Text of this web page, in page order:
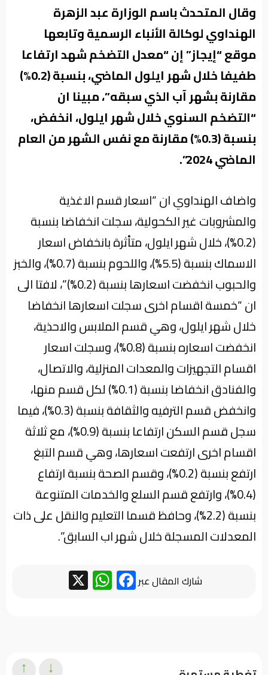
وقال المتحدث باسم الوزارة عبد الزهرة
الهنداوي لوكالة الأنباء الرسمية وتابعها
موقع “إيجاز” إن “معدل التضخم شهد ارتفاعا
طفيفا خلال شهر ايلول الماضي، بنسبة (0.2%)
مقارنة بشهر آب الذي سبقه”، مبينا ان
“التضخم السنوي خلال شهر ايلول، انخفض،
بنسبة (0.3%) مقارنة مع نفس الشهر من العام
الماضي 2024”.
واضاف الهنداوي ان “اسعار قسم الاغذية
والمشروبات غير الكحولية، سجلت انخفاضا بنسبة
(0.2%)، خلال شهر ايلول، متأثرة بانخفاض اسعار
الاسماك بنسبة (5.5%)، واللحوم بنسبة (0.7%)، والخبز
والحبوب انخفضت اسعارها بنسبة (0.2%)”، لافتا الى
ان “خمسة اقسام اخرى سجلت اسعارها انخفاضا
خلال شهر ايلول، وهي قسم الملابس والاحذية،
انخفضت اسعاره بنسبة (0.8%)، وسجلت اسعار
اقسام التجهيزات والمعدات المنزلية، والاتصال،
والفنادق انخفاضا بنسبة (0.1%) لكل قسم منها،
وانخفض قسم الترفيه والثقافة بنسبة (0.3%)، فيما
سجل قسم السكن ارتفاعا بنسبة (0.9%)، مع ثلاثة
اقسام اخرى ارتفعت اسعارها، وهي قسم التبغ
ارتفع بنسبة (0.2%)، وقسم الصحة بنسبة ارتفاع
(0.4%)، وارتفع قسم السلع والخدمات المتنوعة
بنسبة (2.2%)، وحافظ قسما التعليم والنقل على ذات
المعدلات المسجلة خلال شهر اب السابق”.
شارك المقال عبر Facebook
WhatsApp
↓
↑